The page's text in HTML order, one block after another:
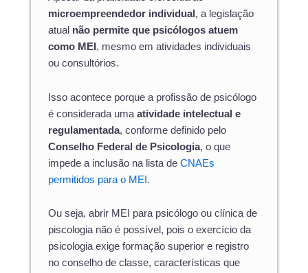
microempreendedor individual , a legislação
atual não permite que psicólogos atuem
como MEI , mesmo em atividades individuais
ou consultórios.
Isso acontece porque a profissão de psicólogo
é considerada uma atividade intelectual e
regulamentada, conforme definido pelo
Conselho Federal de Psicologia, o que
impede a inclusão na lista de CNAEs
permitidos para o MEI.
Ou seja, abrir MEI para psicólogo ou clínica de
piscologia não é possível, pois o exercício da
psicologia exige formação superior e registro
no conselho de classe, características que